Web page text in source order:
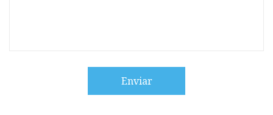
Enviar